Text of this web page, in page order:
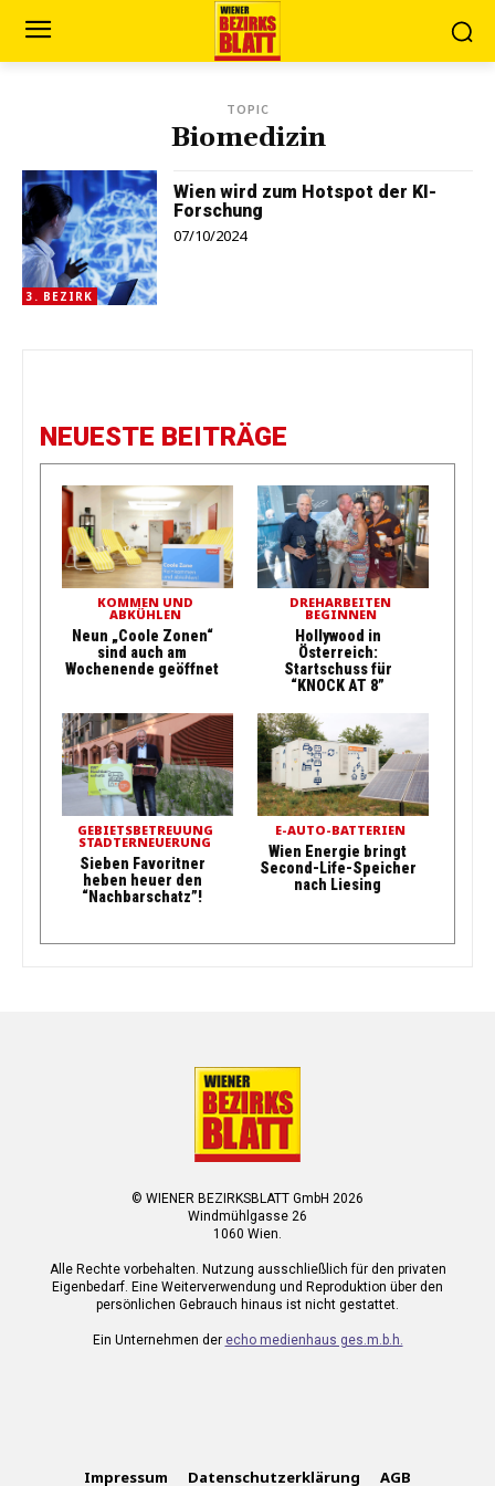
TOPIC
Biomedizin
3. BEZIRK
Wien wird zum Hotspot der KI-
Forschung
07/10/2024
NEUESTE BEITRÄGE
KOMMEN UND
ABKÜHLEN
Neun „Coole Zonen“
sind auch am
Wochenende geöffnet
DREHARBEITEN
BEGINNEN
Hollywood in
Österreich:
Startschuss für
“KNOCK AT 8”
GEBIETSBETREUUNG
STADTERNEUERUNG
Sieben Favoritner
heben heuer den
“Nachbarschatz”!
E-AUTO-BATTERIEN
Wien Energie bringt
Second-Life-Speicher
nach Liesing
© WIENER BEZIRKSBLATT GmbH 2026
Windmühlgasse 26
1060 Wien.
Alle Rechte vorbehalten. Nutzung ausschließlich für den privaten
Eigenbedarf. Eine Weiterverwendung und Reproduktion über den
persönlichen Gebrauch hinaus ist nicht gestattet.
Ein Unternehmen der echo medienhaus ges.m.b.h.
Impressum Datenschutzerklärung AGB